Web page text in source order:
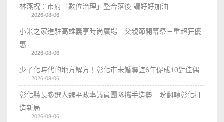
林燕祝：市府「數位治理」整合落後 請好好加油
2026-08-06
小米之家進駐高雄義享時尚廣場 父親節開幕祭三重超狂優
惠
2026-08-06
少子化時代的地方解方！彰化市未婚聯誼6年促成10對佳偶
2026-08-06
彰化縣長參選人魏平政率議員團隊攜手造勢 盼翻轉彰化打
造新局
2026-08-06